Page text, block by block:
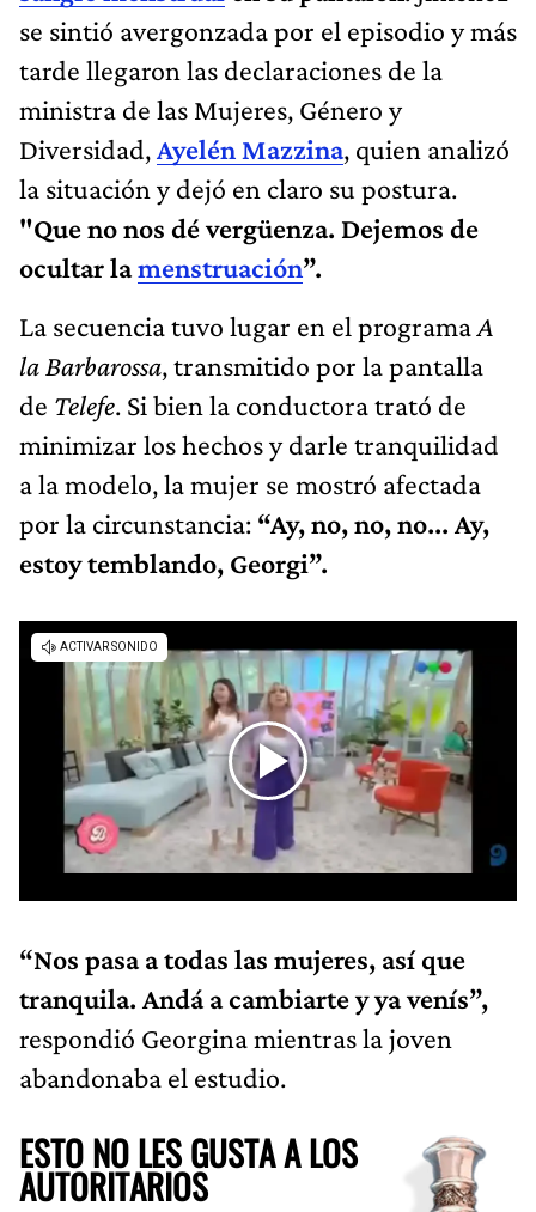
se sintió avergonzada por el episodio y más
tarde llegaron las declaraciones de la
ministra de las Mujeres, Género y
Diversidad,Ayelén Mazzina, quien analizó
la situación y dejó en claro su postura.
"Que no nos dé vergüenza. Dejemos de
ocultar lamenstruación”.
La secuencia tuvo lugar en el programaA
la Barbarossa, transmitido por la pantalla
de Telefe. Si bien la conductora trató de
minimizar los hechos y darle tranquilidad
a la modelo, la mujer se mostró afectada
por la circunstancia: “Ay, no, no, no... Ay,
estoy temblando, Georgi”.
“Nos pasa a todas las mujeres, así que
tranquila. Andá a cambiarte y ya venís”,
respondió Georgina mientras la joven
abandonaba el estudio.
ESTO NO LES GUSTA A LOS
AUTORITARIOS